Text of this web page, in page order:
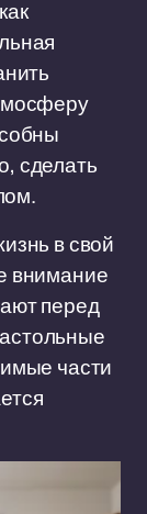
сделать
в свой
внимание
перед
части